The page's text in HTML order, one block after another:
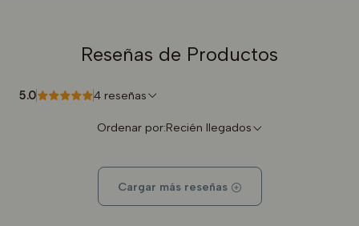
Reseñas de Productos
5.0 4 reseñas
Ordenar por:Recién llegados
Cargar más reseñas